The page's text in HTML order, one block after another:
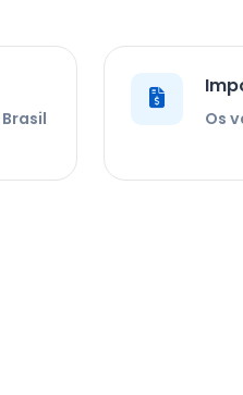
Os